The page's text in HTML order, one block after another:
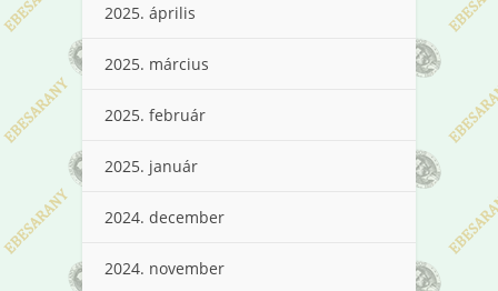
2025. április
2025. március
2025. február
2025. január
2024. december
2024. november